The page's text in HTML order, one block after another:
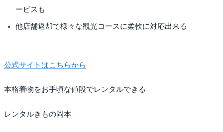
ービスも
他店舗返却で様々な観光コースに柔軟に対応出来る
公式サイトはこちらから
本格着物をお手頃な値段でレンタルできる
レンタルきもの岡本